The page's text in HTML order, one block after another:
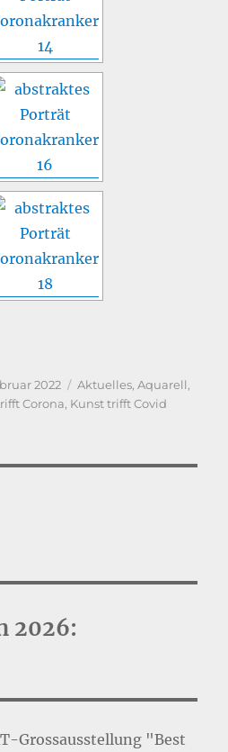
2022 Kategorien
Aktuelles,Aquarell,
Corona, Kunst trifft Covid
2026:
Grossausstellung "Best